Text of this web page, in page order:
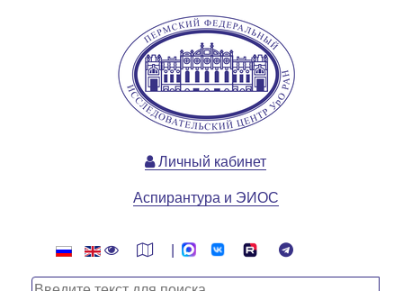
Личный кабинет
Аспирантура и ЭИОС